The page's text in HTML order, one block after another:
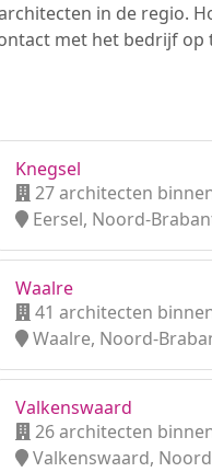
in de regio.
met het bedrijf op
Knegsel
27 architecten
Eersel, Noord-
Waalre
41 architecten
Waalre, Noord-
Valkenswaard
26 architecten
Valkenswaard,